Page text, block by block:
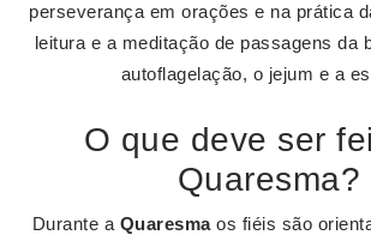
perseverança em orações e na prática
leitura e a meditação de passagens da
autoflagelação, o jejum e a
O que deve ser
Quaresma?
Durante a Quaresmaos fiéis são